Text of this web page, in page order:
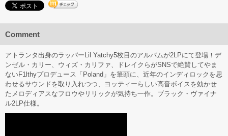
Comment
アトランタ出身のラッパーLil Yatchy5枚目のアルバムが2LPにて登場！デ
ンゼル・カリー、ウィズ・カリファ、ドレイクらがSNSで絶賛してやま
ないF1lthyプロデュース「Poland」を筆頭に、近年のインディロックを思
わせるサウンドを取り入れつつ、ヨッティーらしい高音ボイスを効かせ
たメロディアスなフロウやリリックが気持ち一作。ブラック・ヴァイナ
ル2LP仕様。